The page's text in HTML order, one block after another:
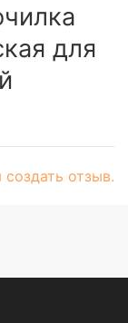
для
отзыв.